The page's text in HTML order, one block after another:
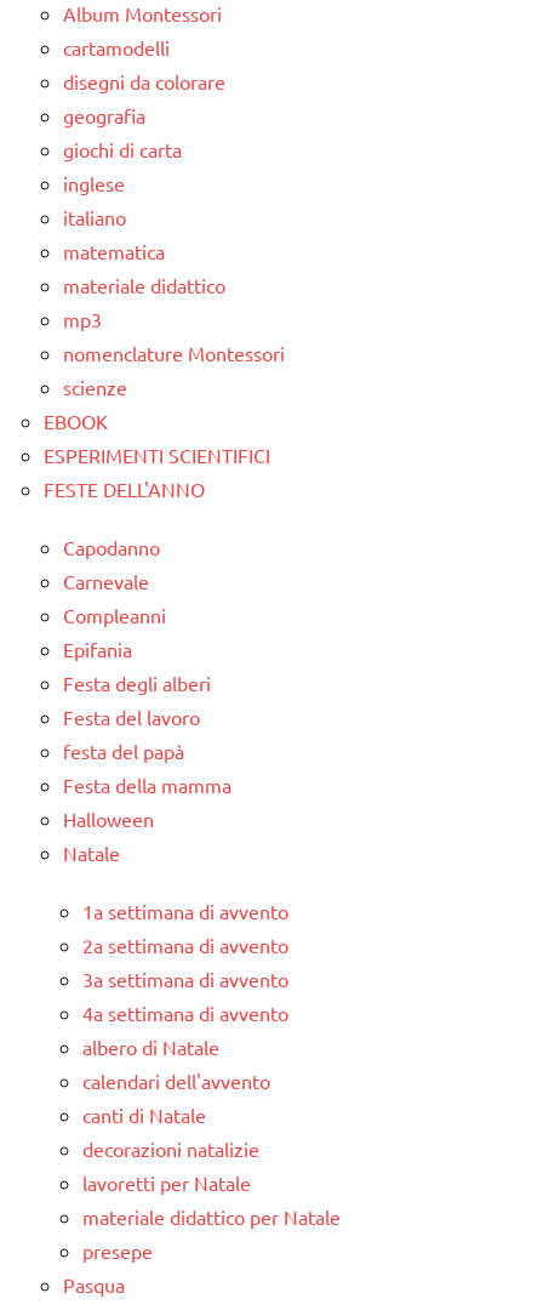
EDUCAZIONE
ESPERIMENTI
SCIENTIFICI
GUIDA
DIDATTICA
MONTESSORI
LINGUAGGIO
didattico
nomenclature
racconti
SCIENZE
scienze:
astronomia
fisica e
chimica
ARGOMENTI
PER ETA'
TUTTI GLI
ARTICOLI
Album Montessori
cartamodelli
disegni da colorare
geografia
giochi di carta
inglese
italiano
matematica
materiale didattico
mp3
nomenclature Montessori
scienze
EBOOK
ESPERIMENTI SCIENTIFICI
FESTE DELL'ANNO
Capodanno
Carnevale
Compleanni
Epifania
Festa degli alberi
Festa del lavoro
festa del papà
Festa della mamma
Halloween
Natale
1a settimana di avvento
2a settimana di avvento
3a settimana di avvento
4a settimana di avvento
albero di Natale
calendari dell'avvento
canti di Natale
decorazioni natalizie
lavoretti per Natale
materiale didattico per Natale
presepe
Pasqua